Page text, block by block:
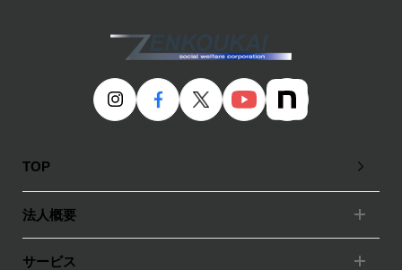
TOP
法人概要
サービス